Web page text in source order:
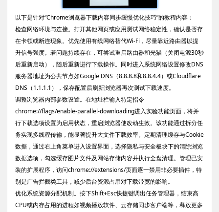
以下是针对“Chrome浏览器下载内容同步缓慢优化技巧”的教程内容：
检查网络环境与连接。打开其他网页或应用测试网络稳定性，确认是否存
在卡顿或断连现象。优先使用有线网络替代Wi-Fi，尽量靠近路由器以提
升信号强度。若问题持续存在，可尝试重启路由器和光猫（关闭电源30秒
后重新启动），随后重新进行下载操作。同时进入系统网络设置修改DNS
服务器地址为公共节点如Google DNS（8.8.8.8和8.8.4.4）或Cloudflare
DNS（1.1.1.1），保存配置后刷新浏览器再次测试下载速度。
调整浏览器内部参数设置。在地址栏输入特定指令
chrome://flags/enable-parallel-downloading进入实验功能页面，将并
行下载选项设置为启用状态，重启浏览器使改动生效。该功能通过拆分任
务实现多线程传输，能显著提升大文件下载效率。定期清理缓存与Cookie
数据，通过右上角菜单进入设置界面，选择隐私与安全板块下的清除浏览
数据选项，勾选缓存图片文件及网站存储内容并执行全盘清理。管理已安
装的扩展程序，访问chrome://extensions/页面逐一禁用非必要插件，特
别是广告拦截类工具，减少后台资源占用对下载带宽的影响。
优化系统资源分配机制。按下Shift+Esc快捷键调出任务管理器，结束高
CPU或内存占用的进程如视频播放软件、云存储同步客户端等，释放更多